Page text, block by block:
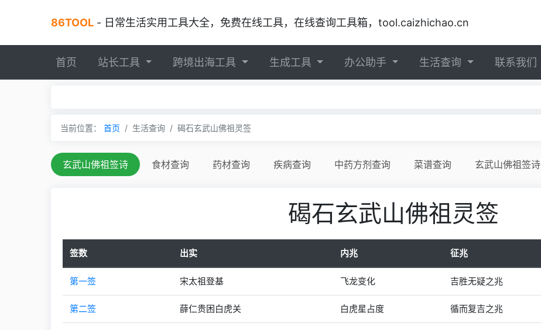
86TOOL - 日常生活实用工具大全，免费在线工具，在线查询工具箱，tool.caizhichao.cn
首页 站长工具 跨境出海工具 生成工具 办公助手 生活查询 联系我们
当前位置： 首页 生活查询 碣石玄武山佛祖灵签
玄武山佛祖签诗 食材查询 药材查询 疾病查询 中药方剂查询 菜谱查询 玄武山佛祖签诗
碣石玄武山佛祖灵签
签数 出实 内兆 征兆
第一签 宋太祖登基 飞龙变化 吉胜无疑之兆
第二签 薛仁贵困白虎关 白虎星占度 循而复吉之兆